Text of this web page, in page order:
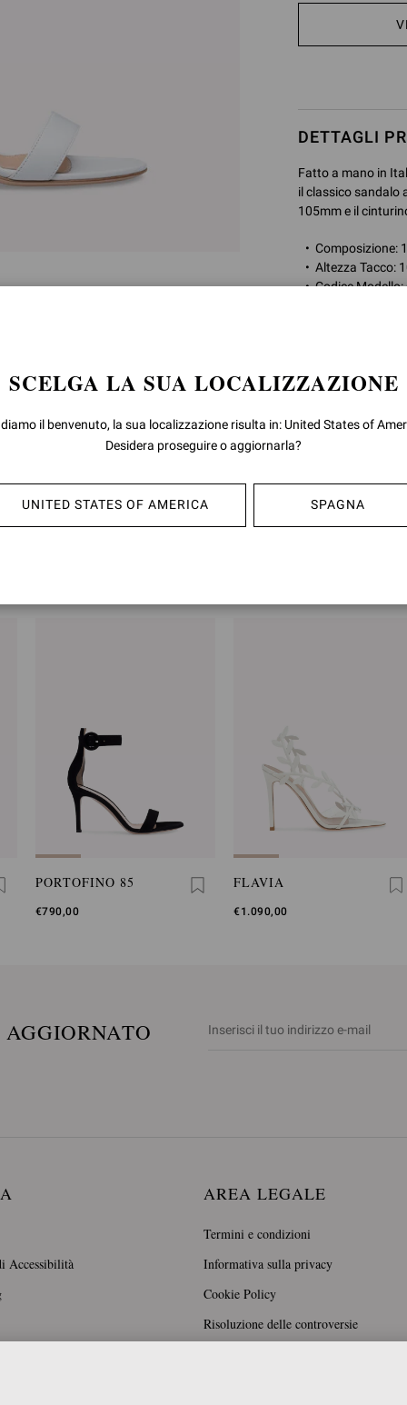
DETTAGLI
Fatto a mano in
il classico sandalo
105mm e il
Composizione:
Altezza Tacco:
Codice
RESI & CAMBI
SPEDIZIONE
PORTOFINO 85
€790,00
FLAVIA
€1.090,00
Accessibilità
AREA LEGALE
Termini e condizioni
Informativa sulla privacy
Cookie Policy
Risoluzione delle controversie
SCELGA LA SUA LOCALIZZAZIONE
il benvenuto, la sua localizzazione risulta in: United States of
Desidera proseguire o aggiornarla?
UNITED STATES OF AMERICA SPAGNA